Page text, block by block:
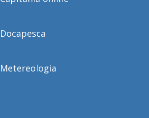
Docapesca
Metereologia